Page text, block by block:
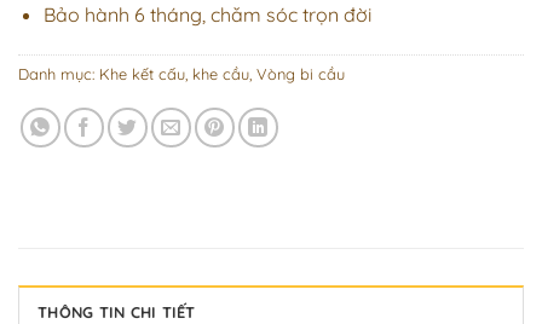
Bảo hành 6 tháng, chăm sóc trọn đời
Danh mục: Khe kết cấu, khe cầu, Vòng bi cầu
THÔNG TIN CHI TIẾT